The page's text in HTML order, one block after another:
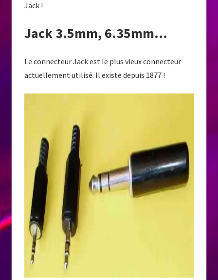
Jack !
Jack 3.5mm, 6.35mm…
Le connecteur Jack est le plus vieux connecteur
actuellement utilisé. Il existe depuis 1877 !